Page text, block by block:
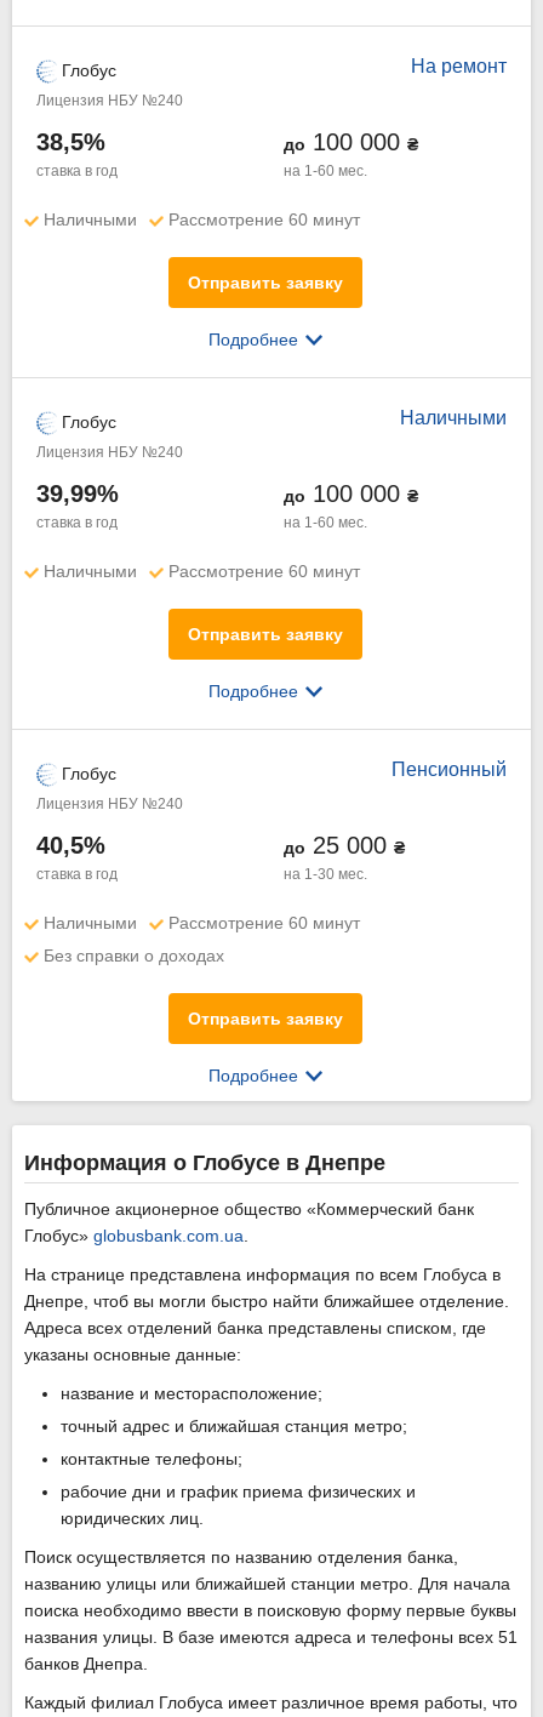
На ремонт
Глобус
Лицензия НБУ №240
38,5%
ставка в год
до 100 000 ₴
на 1-60 мес.
Наличными Рассмотрение 60 минут
Отправить заявку
Подробнее
Наличными
Глобус
Лицензия НБУ №240
39,99%
ставка в год
до 100 000 ₴
на 1-60 мес.
Наличными Рассмотрение 60 минут
Отправить заявку
Подробнее
Пенсионный
Глобус
Лицензия НБУ №240
40,5%
ставка в год
до 25 000 ₴
на 1-30 мес.
Наличными
Рассмотрение 60 минут
Без справки о доходах
Отправить заявку
Подробнее
Информация о Глобусе в Днепре
Публичное акционерное общество «Коммерческий банк
Глобус» globusbank.com.ua
На странице представлена информация по всем Глобуса в
Днепре, чтоб вы могли быстро найти ближайшее отделение.
Адреса всех отделений банка представлены списком, где
указаны основные данные:
название и месторасположение;
точный адрес и ближайшая станция метро;
контактные телефоны;
рабочие дни и график приема физических и
юридических лиц.
Поиск осуществляется по названию отделения банка,
названию улицы или ближайшей станции метро. Для начала
поиска необходимо ввести в поисковую форму первые буквы
названия улицы. В базе имеются адреса и телефоны всех 51
банков Днепра.
Каждый филиал Глобуса имеет различное время работы, что